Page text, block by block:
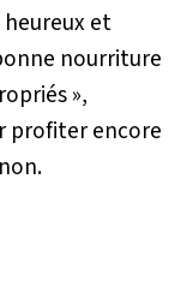
et
nourriture
»,
profiter encore